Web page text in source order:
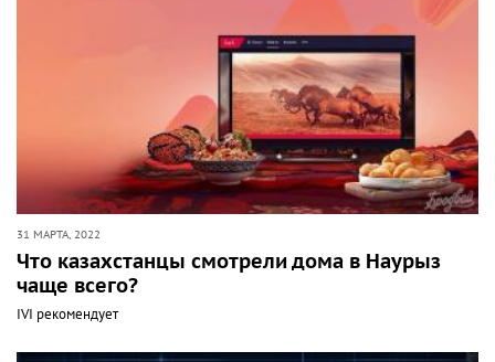
31 МАРТА, 2022
Что казахстанцы смотрели дома в Наурыз
чаще всего?
IVI рекомендует